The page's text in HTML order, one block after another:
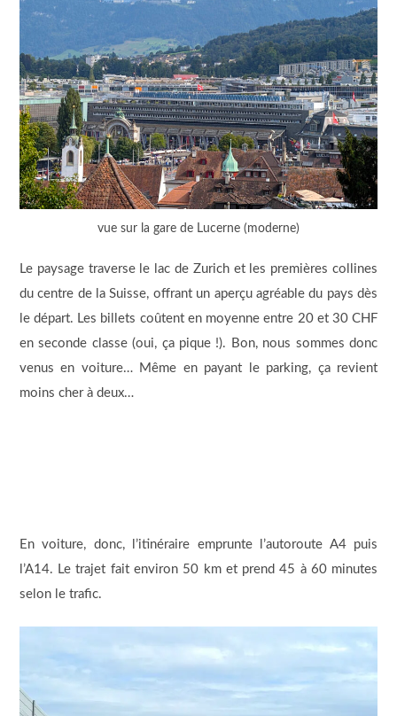
vue sur la gare de Lucerne (moderne)
Le paysage traverse le lac de Zurich et les premières collines
du centre de la Suisse, offrant un aperçu agréable du pays dès
le départ. Les billets coûtent en moyenne entre 20 et 30 CHF
en seconde classe (oui, ça pique !). Bon, nous sommes donc
venus en voiture… Même en payant le parking, ça revient
moins cher à deux…
En voiture, donc, l’itinéraire emprunte l’autoroute A4 puis
l’A14. Le trajet fait environ 50 km et prend 45 à 60 minutes
selon le trafic.